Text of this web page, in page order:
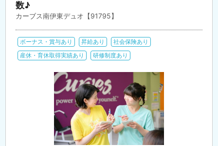
数♪
カーブス南伊東デュオ【91795】
ボーナス・賞与あり 昇給あり
社会保険あり
産休・育休取得実績あり
研修制度あり